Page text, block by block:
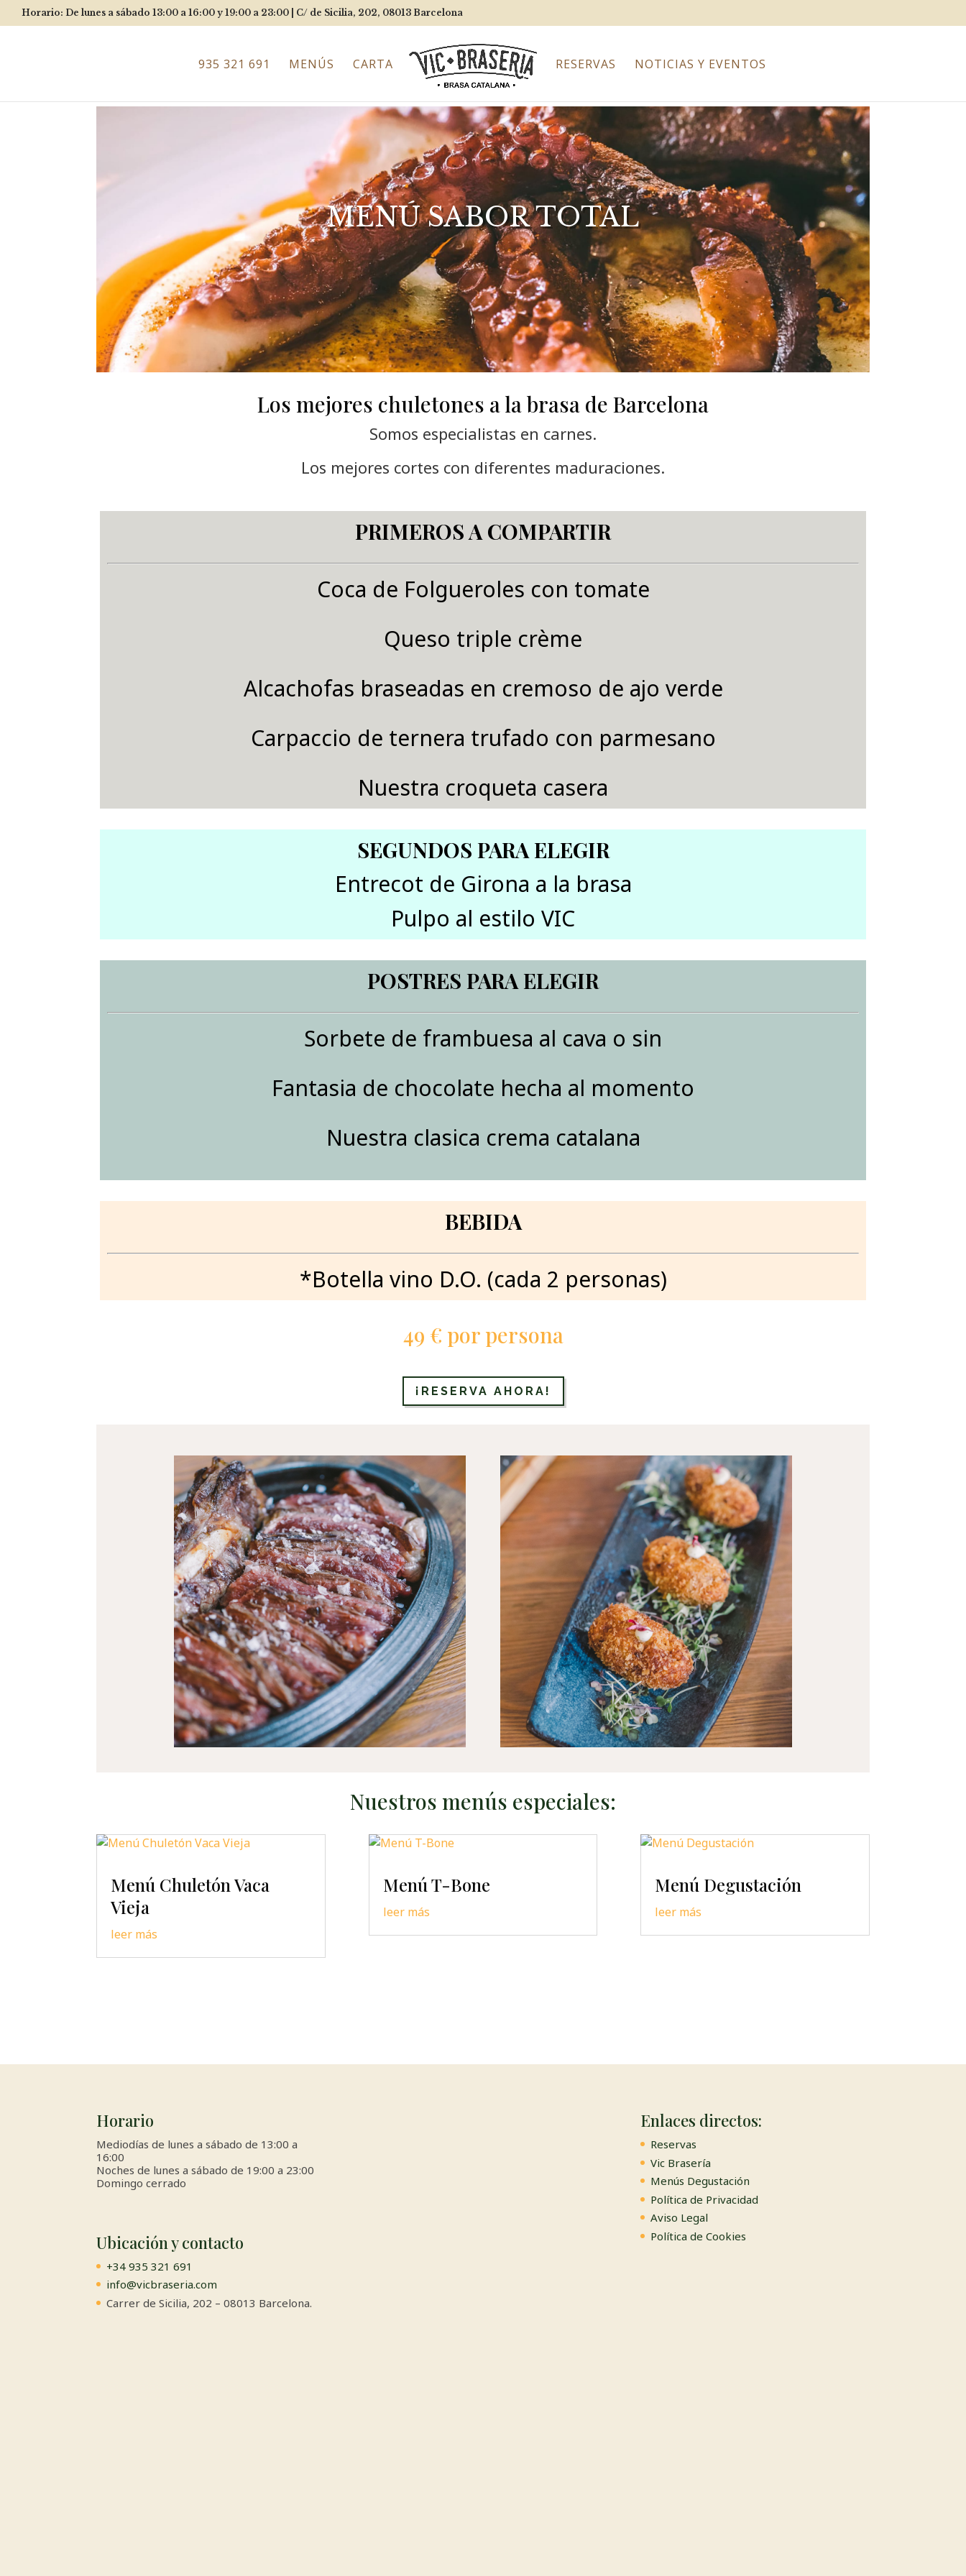
Horario: De lunes a sábado 13:00 a 16:00 y 19:00 a 23:00 | C/ de Sicilia, 202, 08013 Barcelona
935 321 691 MENÚS CARTA RESERVAS NOTICIAS Y EVENTOS
MENÚ SABOR TOTAL
Los mejores chuletones a la brasa de Barcelona
Somos especialistas en carnes.
Los mejores cortes con diferentes maduraciones.
PRIMEROS A COMPARTIR
Coca de Folgueroles con tomate
Queso triple crème
Alcachofas braseadas en cremoso de ajo verde
Carpaccio de ternera trufado con parmesano
Nuestra croqueta casera
SEGUNDOS PARA ELEGIR
Entrecot de Girona a la brasa
Pulpo al estilo VIC
POSTRES PARA ELEGIR
Sorbete de frambuesa al cava o sin
Fantasia de chocolate hecha al momento
Nuestra clasica crema catalana
BEBIDA
*Botella vino D.O. (cada 2 personas)
49 € por persona
¡RESERVA AHORA!
Nuestros menús especiales:
Menú Chuletón Vaca
Vieja
leer más
Menú T-Bone
leer más
Menú Degustación
leer más
Horario
Mediodías de lunes a sábado de 13:00 a
16:00
Noches de lunes a sábado de 19:00 a 23:00
Domingo cerrado
Ubicación y contacto
+34 935 321 691
info@vicbraseria.com
Carrer de Sicilia, 202 – 08013 Barcelona.
Enlaces directos:
Reservas
Vic Brasería
Menús Degustación
Política de Privacidad
Aviso Legal
Política de Cookies